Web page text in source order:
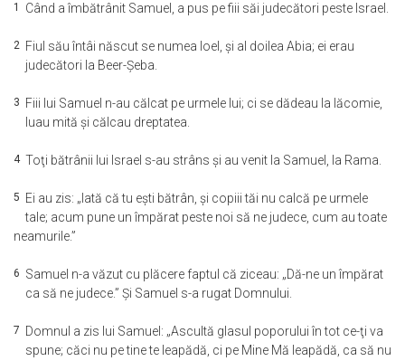
1 Când a îmbătrânit Samuel, a pus pe fiii săi judecători peste Israel.
2 Fiul său întâi născut se numea Ioel, şi al doilea Abia; ei erau
judecători la Beer-Şeba.
3 Fiii lui Samuel n-au călcat pe urmele lui; ci se dădeau la lăcomie,
luau mită şi călcau dreptatea.
4 Toţi bătrânii lui Israel s-au strâns şi au venit la Samuel, la Rama.
5 Ei au zis: „Iată că tu eşti bătrân, şi copiii tăi nu calcă pe urmele
tale; acum pune un împărat peste noi să ne judece, cum au toate
neamurile.”
6 Samuel n-a văzut cu plăcere faptul că ziceau: „Dă-ne un împărat
ca să ne judece.” Şi Samuel s-a rugat Domnului.
7 Domnul a zis lui Samuel: „Ascultă glasul poporului în tot ce-ţi va
spune; căci nu pe tine te leapădă, ci pe Mine Mă leapădă, ca să nu